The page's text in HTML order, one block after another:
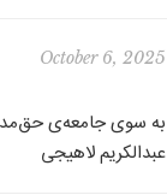
October 6, 2025
به سوی جامعه‌ی
عبدالکریم لاهیجی